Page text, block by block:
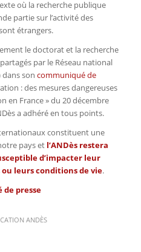
où la recherche publique
partie sur l’activité des
étrangers.
le doctorat et la recherche
par le Réseau national
dans son communiqué de
: des mesures dangereuses
en France » du 20 décembre
a adhéré en tous points.
constituent une
pays etl’ANDès restera
d’impacter leur
leurs conditions de vie.
presse
ANDÈS